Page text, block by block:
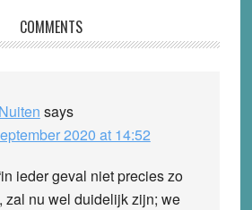
COMMENTS
says
2020 at 14:52
ieder geval niet precies zo
zal nu wel duidelijk zijn; we